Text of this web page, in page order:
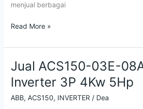
menjual berbagai
Read More »
Jual ACS150-03E-
Inverter 3P 4Kw 5Hp
ABB, ACS150, INVERTER / Dea
Jual
03E-
08A8-